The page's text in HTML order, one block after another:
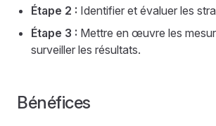
Étape 2 : Identifier et évaluer les
Étape 3 : Mettre en œuvre les
surveiller les résultats.
Bénéfices